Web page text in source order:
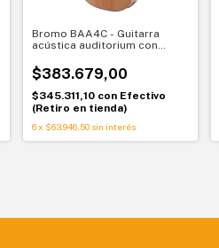
Bromo BAA4C - Guitarra
acústica auditorium con
$383.679,00
$345.311,10 con Efectivo
(Retiro en tienda)
6x $63.946,50 sin interés